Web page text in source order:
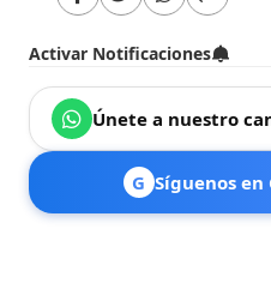
Activar Notificaciones
Únete a nuestro
G Síguenos en